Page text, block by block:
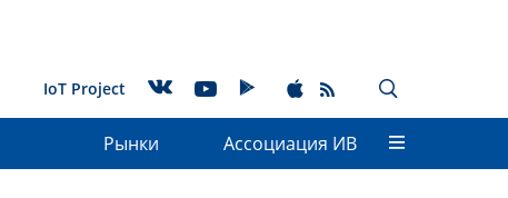
IoT Project
Рынки Ассоциация ИВ